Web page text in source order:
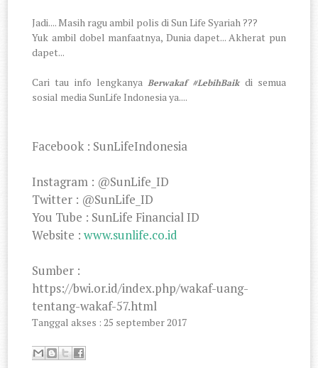
Jadi.... Masih ragu ambil polis di Sun Life Syariah ???
Yuk ambil dobel manfaatnya, Dunia dapet... Akherat pun
dapet...
Cari tau info lengkanya Berwakaf #LebihBaik di semua
sosial media SunLife Indonesia ya....
Facebook : SunLifeIndonesia
Instagram : @SunLife_ID
Twitter : @SunLife_ID
You Tube : SunLife Financial ID
Website :www.sunlife.co.id
Sumber :
https://bwi.or.id/index.php/wakaf-uang-
tentang-wakaf-57.html
Tanggal akses : 25 september 2017